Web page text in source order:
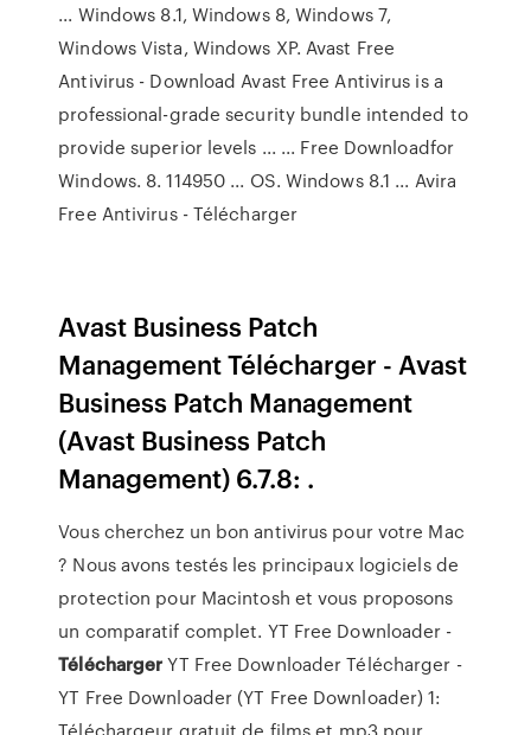
... Windows 8.1, Windows 8, Windows 7,
Windows Vista, Windows XP. Avast Free
Antivirus - Download Avast Free Antivirus is a
professional-grade security bundle intended to
provide superior levels ... ... Free Downloadfor
Windows. 8. 114950 ... OS. Windows 8.1 ... Avira
Free Antivirus - Télécharger
Avast Business Patch
Management Télécharger - Avast
Business Patch Management
(Avast Business Patch
Management) 6.7.8: .
Vous cherchez un bon antivirus pour votre Mac
? Nous avons testés les principaux logiciels de
protection pour Macintosh et vous proposons
un comparatif complet. YT Free Downloader -
TéléchargerYT Free Downloader Télécharger -
YT Free Downloader (YT Free Downloader) 1:
Téléchargeur gratuit de films et mp3 pour